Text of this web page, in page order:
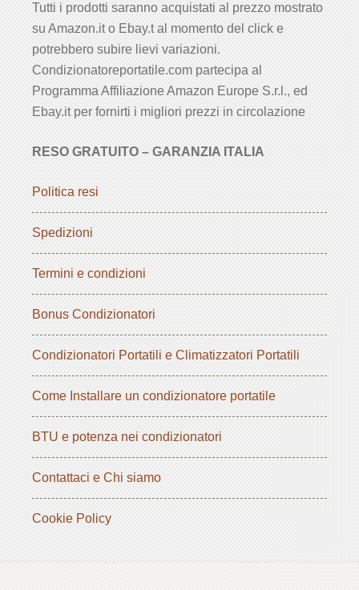
Tutti i prodotti saranno acquistati al prezzo mostrato
su Amazon.it o Ebay.t al momento del click e
potrebbero subire lievi variazioni.
Condizionatoreportatile.com partecipa al
Programma Affiliazione Amazon Europe S.r.l., ed
Ebay.it per fornirti i migliori prezzi in circolazione
RESO GRATUITO – GARANZIA ITALIA
Politica resi
Spedizioni
Termini e condizioni
Bonus Condizionatori
Condizionatori Portatili e Climatizzatori Portatili
Come Installare un condizionatore portatile
BTU e potenza nei condizionatori
Contattaci e Chi siamo
Cookie Policy